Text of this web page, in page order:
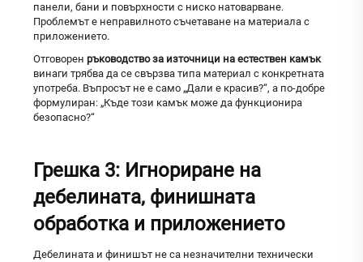
панели, бани и повърхности с ниско натоварване.
Проблемът е неправилното съчетаване на материала с
приложението.
Отговорен ръководство за източници на естествен камък
винаги трябва да се свързва типа материал с конкретната
употреба. Въпросът не е само „Дали е красив?“, а по-добре
формулиран: „Къде този камък може да функционира
безопасно?“
Грешка 3: Игнориране на
дебелината, финишната
обработка и приложението
Дебелината и финишът не са незначителни технически